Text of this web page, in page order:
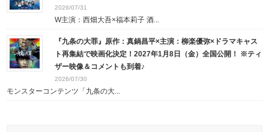
2026/07/31
W主演：西畑大吾×福本莉子 酒...
『九条の大罪』原作：真鍋昌平×主演：柳楽優弥×ドラマキャス
ト再集結で映画化決定！2027年1月8日（金）全国公開！ ※ティ
ザー映像＆コメントも到着♪
2026/07/30
モンスターコンテンツ「九条の大...